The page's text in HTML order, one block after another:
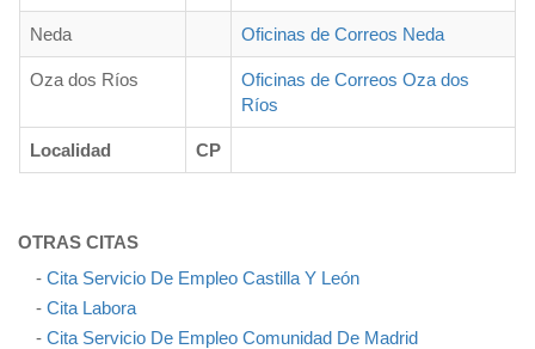
Neda Oficinas de Correos Neda
Oza dos Ríos
Oficinas de Correos Oza dos
Ríos
Localidad CP
OTRAS CITAS
- Cita Servicio De Empleo Castilla Y León
- Cita Labora
- Cita Servicio De Empleo Comunidad De Madrid